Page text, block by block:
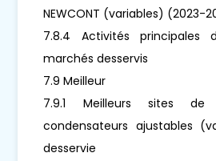
NEWCONT (variables) (2023-
7.8.4 Activités principales
marchés desservis
7.9 Meilleur
7.9.1 Meilleurs sites de
condensateurs ajustables
desservie